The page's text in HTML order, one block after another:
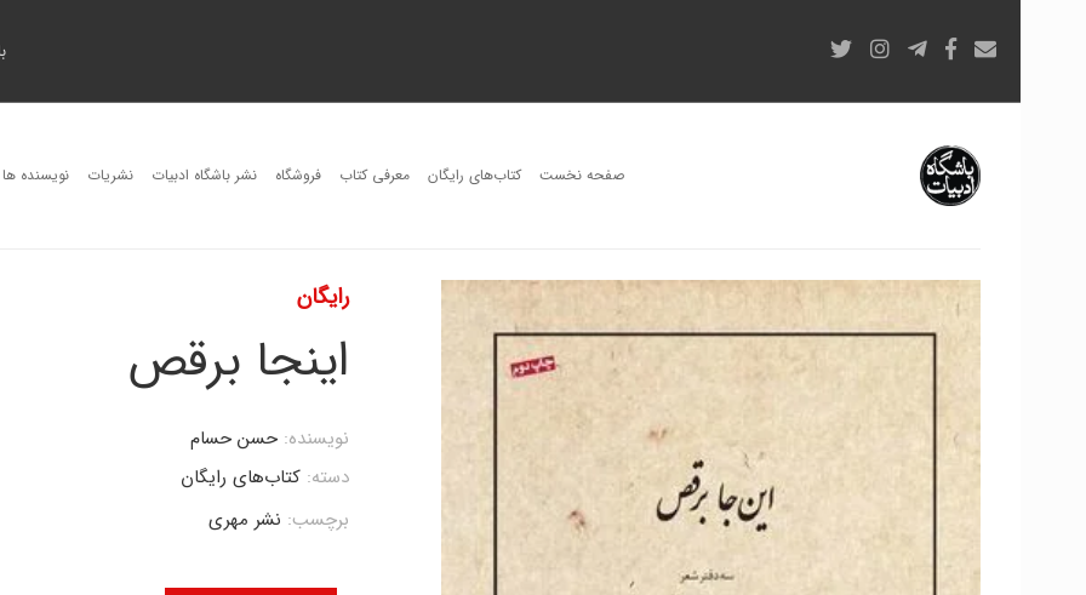
صفحه نخست کتاب‌های رایگان معرفی کتاب فروشگاه نشر باشگاه ادبیات نشریات نویسنده ها
رایگان
اینجا برقص
نویسنده:حسن حسام
دسته: کتاب‌های رایگان
برچسب: نشر مهری